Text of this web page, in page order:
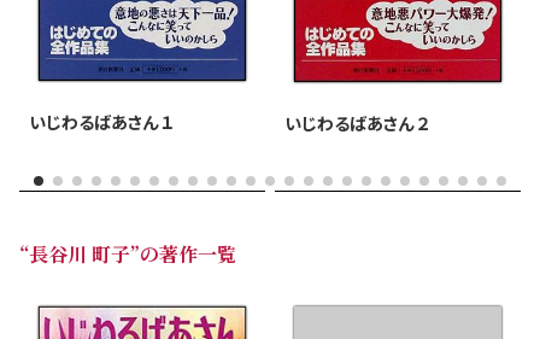
いじわるばあさん １ いじわるばあさん ２
“長谷川 町子”の著作一覧